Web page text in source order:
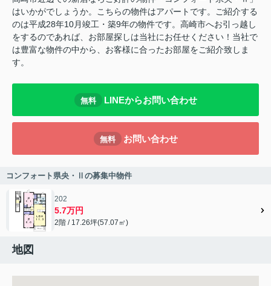
はいかがでしょうか。こちらの物件はアパートです。ご紹介する
のは平成28年10月竣工・築9年の物件です。高崎市へお引っ越し
をするのであれば、お部屋探しは当社にお任せください！当社で
は豊富な物件の中から、お客様に合ったお部屋をご紹介致しま
す。
無料 LINEからお問い合わせ
無料 お問い合わせ
コンフォート県央・Ⅱの募集中物件
202
5.7万円
2階 / 17.26坪(57.07㎡)
地図